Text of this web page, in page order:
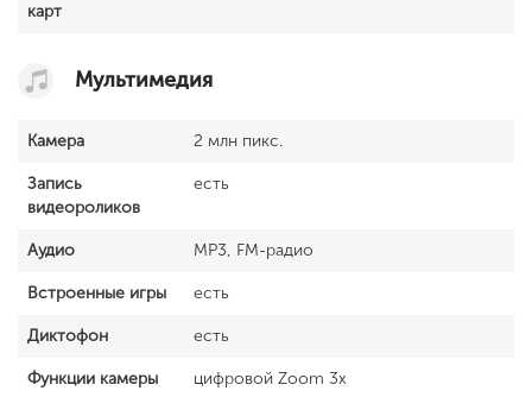
карт
Мультимедия
Камера 2 млн пикс.
Запись
видеороликов
есть
Аудио MP3, FM-радио
Встроенные игры есть
Диктофон есть
Функции камеры цифровой Zoom 3x